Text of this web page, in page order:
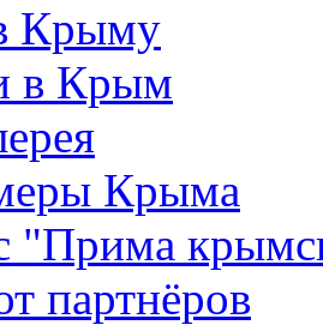
Крыму
в Крым
Крыма
"Прима
партнёров